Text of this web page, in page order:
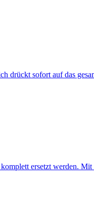
drückt sofort auf das
ersetzt werden.